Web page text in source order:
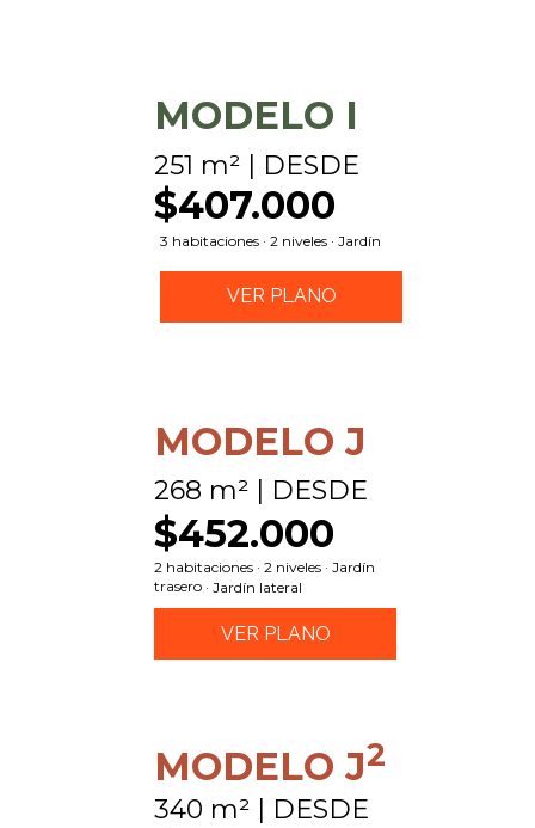
MODELO I
251 m² | DESDE
$407.000
3 habitaciones · 2 niveles · Jardín
VER PLANO
MODELO J
268 m² | DESDE
$452.000
2 habitaciones · 2 niveles · Jardín
trasero · Jardín lateral
VER PLANO
MODELO J2
340 m² | DESDE